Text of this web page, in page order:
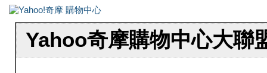
Yahoo奇摩購物中心大聯